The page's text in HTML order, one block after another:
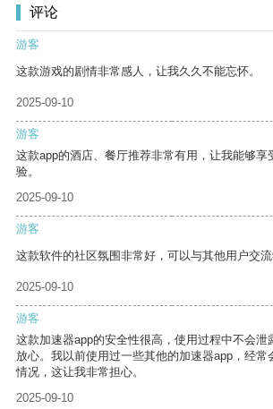
评论
游客
这款游戏的剧情非常感人，让我久久不能忘怀。
2025-09-10
游客
这款app的酒店、餐厅推荐非常有用，让我能够享
验。
2025-09-10
游客
这款软件的社区氛围非常好，可以与其他用户交流
2025-09-10
游客
这款加速器app的安全性很高，使用过程中不会泄
放心。我以前使用过一些其他的加速器app，经常
情况，这让我非常担心。
2025-09-10